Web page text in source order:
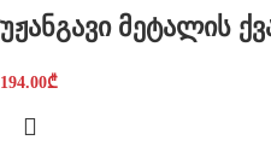
უჟანგავი მეტალის
194.00₾